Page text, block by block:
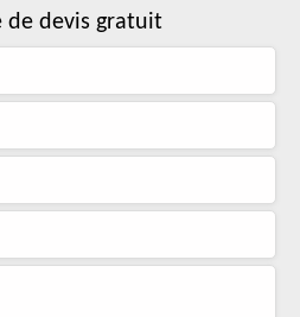
de devis gratuit